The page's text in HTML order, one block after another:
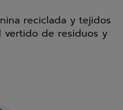
reciclada y tejidos
vertido de residuos y